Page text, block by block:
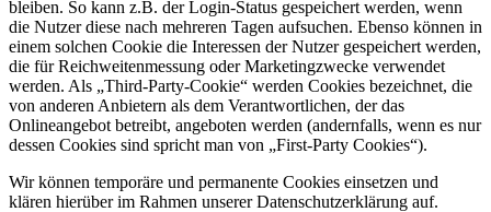
bleiben. So kann z.B. der Login-Status gespeichert werden, wenn
die Nutzer diese nach mehreren Tagen aufsuchen. Ebenso können in
einem solchen Cookie die Interessen der Nutzer gespeichert werden,
die für Reichweitenmessung oder Marketingzwecke verwendet
werden. Als „Third-Party-Cookie“ werden Cookies bezeichnet, die
von anderen Anbietern als dem Verantwortlichen, der das
Onlineangebot betreibt, angeboten werden (andernfalls, wenn es nur
dessen Cookies sind spricht man von „First-Party Cookies“).
Wir können temporäre und permanente Cookies einsetzen und
klären hierüber im Rahmen unserer Datenschutzerklärung auf.